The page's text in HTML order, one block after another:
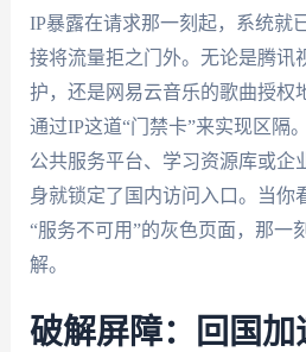
IP暴露在请求那一刻起，系统就
接将流量拒之门外。无论是腾讯
护，还是网易云音乐的歌曲授权
通过IP这道“门禁卡”来实现区隔
公共服务平台、学习资源库或企
身就锁定了国内访问入口。当你
“服务不可用”的灰色页面，那一
解。
破解屏障：回国加